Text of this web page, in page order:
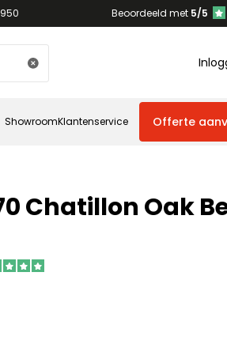
Beoordeeld met 5/5
ShowroomKlantenservice Offerte
Chatillon Oak